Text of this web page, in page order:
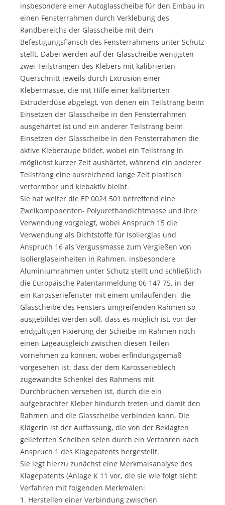
insbesondere einer Autoglasscheibe für den Einbau in
einen Fensterrahmen durch Verklebung des
Randbereichs der Glasscheibe mit dem
Befestigungsflansch des Fensterrahmens unter Schutz
stellt. Dabei werden auf der Glasscheibe wenigsten
zwei Teilsträngen des Klebers mit kalibrierten
Querschnitt jeweils durch Extrusion einer
Klebermasse, die mit Hilfe einer kalibrierten
Extruderdüse abgelegt, von denen ein Teilstrang beim
Einsetzen der Glasscheibe in den Fensterrahmen
ausgehärtet ist und ein anderer Teilstrang beim
Einsetzen der Glasscheibe in den Fensterrahmen die
aktive Kleberaupe bildet, wobei ein Teilstrang in
möglichst kurzer Zeit aushärtet, während ein anderer
Teilstrang eine ausreichend lange Zeit plastisch
verformbar und klebaktiv bleibt.
Sie hat weiter die EP 0024 501 betreffend eine
Zweikomponenten- Polyurethandichtmasse und ihre
Verwendung vorgelegt, wobei Anspruch 15 die
Verwendung als Dichtstoffe für Isolierglas und
Anspruch 16 als Vergussmasse zum Vergießen von
Isolierglaseinheiten in Rahmen, insbesondere
Aluminiumrahmen unter Schutz stellt und schließlich
die Europäische Patentanmeldung 06 147 75, in der
ein Karosseriefenster mit einem umlaufenden, die
Glasscheibe des Fensters umgreifenden Rahmen so
ausgebildet werden soll, dass es möglich ist, vor der
endgültigen Fixierung der Scheibe im Rahmen noch
einen Lageausgleich zwischen diesen Teilen
vornehmen zu können, wobei erfindungsgemäß
vorgesehen ist, dass der dem Karosserieblech
zugewandte Schenkel des Rahmens mit
Durchbrüchen versehen ist, durch die ein
aufgebrachter Kleber hindurch treten und damit den
Rahmen und die Glasscheibe verbinden kann. Die
Klägerin ist der Auffassung, die von der Beklagten
gelieferten Scheiben seien durch ein Verfahren nach
Anspruch 1 des Klagepatents hergestellt.
Sie legt hierzu zunächst eine Merkmalsanalyse des
Klagepatents (Anlage K 11 vor, die sie wie folgt sieht:
Verfahren mit folgenden Merkmalen:
1. Herstellen einer Verbindung zwischen